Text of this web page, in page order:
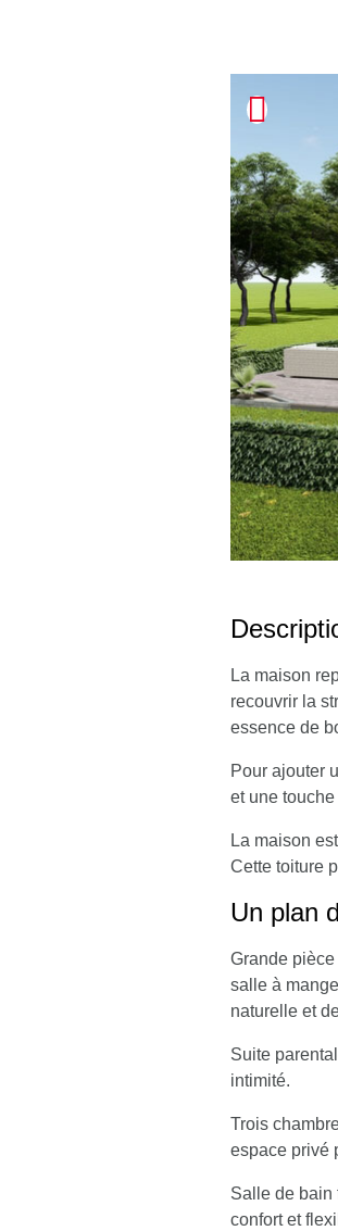
La maison
recouvrir la
essence de
Pour ajouter
et une
La maison
Cette toiture
Un plan
Grande
salle à
naturelle et
Suite
intimité.
Trois
espace privé
Salle de bain
confort et